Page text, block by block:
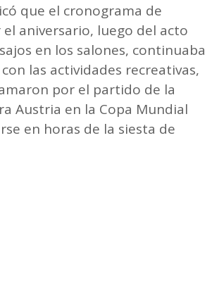
que el cronograma de
aniversario, luego del acto
en los salones, continuaba
las actividades recreativas,
por el partido de la
Austria en la Copa Mundial
en horas de la siesta de